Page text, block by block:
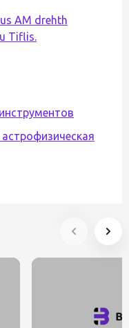
AM drehth
Tiflis.